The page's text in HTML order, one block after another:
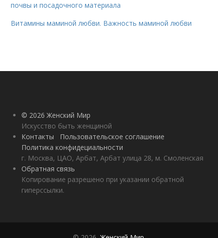
почвы и посадочного материала
Витамины маминой любви. Важность маминой любви
© 2026 Женский Мир
Искусство быть женщиной
Контакты
Пользовательское соглашение
Политика конфидециальности
г. Москва, ЦАО, Арбат, Арбат улица 28, м. Смоленская
Обратная связь
Копирование разрешено при указании обратной
гиперссылки.